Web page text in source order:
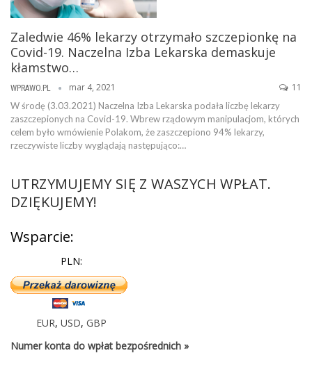
Zaledwie 46% lekarzy otrzymało szczepionkę na
Covid-19. Naczelna Izba Lekarska demaskuje
kłamstwo…
WPRAWO.PL mar 4, 2021 11
W środę (3.03.2021) Naczelna Izba Lekarska podała liczbę lekarzy
zaszczepionych na Covid-19. Wbrew rządowym manipulacjom, których
celem było wmówienie Polakom, że zaszczepiono 94% lekarzy,
rzeczywiste liczby wyglądają następująco:…
UTRZYMUJEMY SIĘ Z WASZYCH WPŁAT.
DZIĘKUJEMY!
Wsparcie:
PLN:
EUR, USD, GBP
Numer konta do wpłat bezpośrednich »